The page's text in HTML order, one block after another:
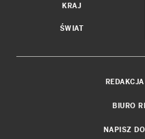
KRAJ
ŚWIAT
BIURO
NAPISZ